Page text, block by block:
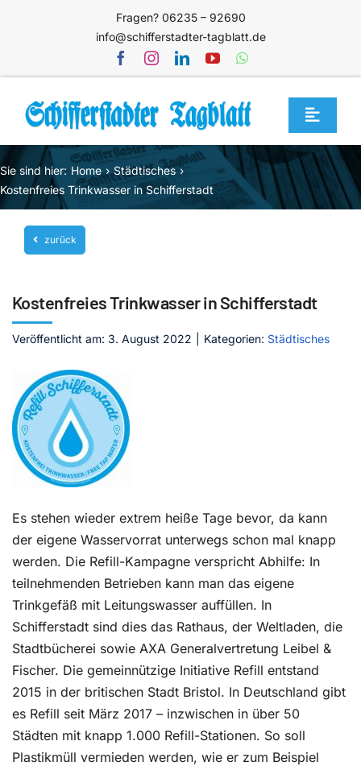
Fragen? 06235 – 92690
info@schifferstadter-tagblatt.de
Toggle
Home
Themen
Blog
Unternehmen
Mediathek
Kontakt
Sie sind hier: Home
Städtisches
Kostenfreies Trinkwasser in Schifferstadt
zurück
Kostenfreies Trinkwasser in Schifferstadt
Veröffentlicht am: 3. August 2022 Kategorien: Städtisches
Es stehen wieder extrem heiße Tage bevor, da kann
der eigene Wasservorrat unterwegs schon mal knapp
werden. Die Refill-Kampagne verspricht Abhilfe: In
teilnehmenden Betrieben kann man das eigene
Trinkgefäß mit Leitungswasser auffüllen. In
Schifferstadt sind dies das Rathaus, der Weltladen, die
Stadtbücherei sowie AXA Generalvertretung Leibel &
Fischer. Die gemeinnützige Initiative Refill entstand
2015 in der britischen Stadt Bristol. In Deutschland gibt
es Refill seit März 2017 – inzwischen in über 50
Städten mit knapp 1.000 Refill-Stationen. So soll
Plastikmüll vermieden werden, wie er zum Beispiel